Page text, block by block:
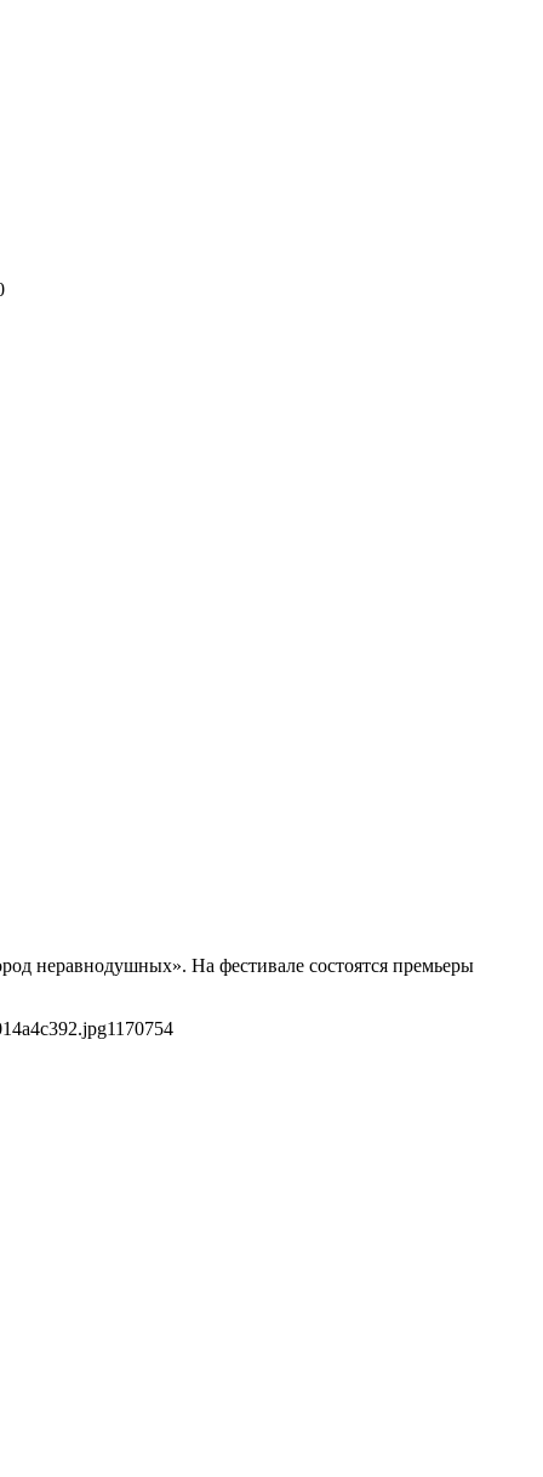
неравнодушных». На фестивале состоятся премьеры
1170754